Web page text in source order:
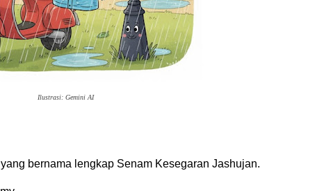
Ilustrasi: Gemini AI
bernama lengkap Senam Kesegaran Jashujan.